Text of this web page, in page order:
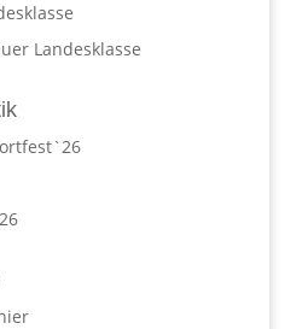
Landesklasse